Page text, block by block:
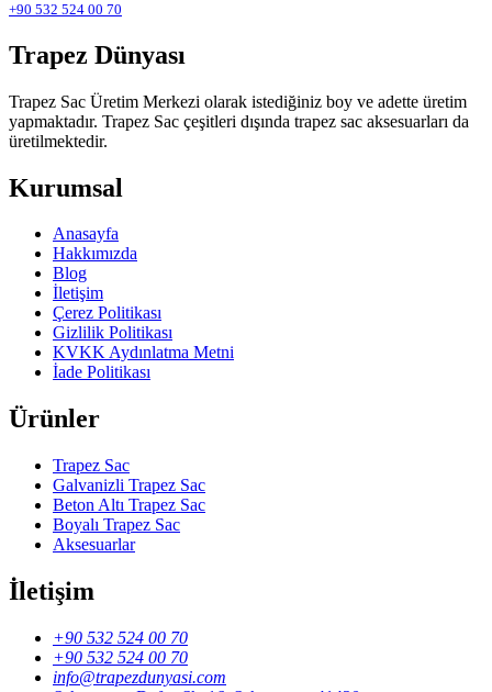
+90 532 524 00 70
Trapez Dünyası
Trapez Sac Üretim Merkezi olarak istediğiniz boy ve adette üretim
yapmaktadır. Trapez Sac çeşitleri dışında trapez sac aksesuarları da
üretilmektedir.
Kurumsal
Anasayfa
Hakkımızda
Blog
İletişim
Çerez Politikası
Gizlilik Politikası
KVKK Aydınlatma Metni
İade Politikası
Ürünler
Trapez Sac
Galvanizli Trapez Sac
Beton Altı Trapez Sac
Boyalı Trapez Sac
Aksesuarlar
İletişim
+90 532 524 00 70
+90 532 524 00 70
info@trapezdunyasi.com